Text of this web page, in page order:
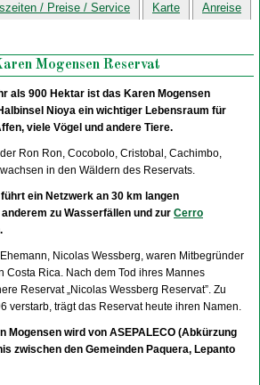
/ Preise / Service Karte
Anreise
Mogensen Reservat
als 900 Hektar ist das Karen Mogensen
Nioya ein wichtiger Lebensraum für
viele Vögel und andere Tiere.
Ron Ron, Cocobolo, Cristobal, Cachimbo,
in den Wäldern des Reservats.
ein Netzwerk an 30 km langen
zu Wasserfällen und zur Cerro
Nicolas Wessberg, waren Mitbegründer
Costa Rica. Nach dem Tod ihres Mannes
Reservat „Nicolas Wessberg Reservat”. Zu
verstarb, trägt das Reservat heute ihren Namen.
Mogensen wird von ASEPALECO (Abkürzung
zwischen den Gemeinden Paquera, Lepanto